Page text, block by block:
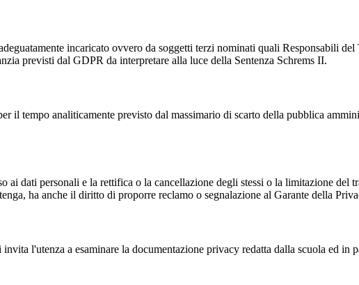
incaricato ovvero da soggetti terzi nominati quali Responsabili
previsti dal GDPR da interpretare alla luce della Sentenza Schrems II.
il tempo analiticamente previsto dal massimario di scarto della pubblica
ai dati personali e la rettifica o la cancellazione degli stessi o la limitazione
ha anche il diritto di proporre reclamo o segnalazione al Garante della
l'utenza a esaminare la documentazione privacy redatta dalla scuola ed in